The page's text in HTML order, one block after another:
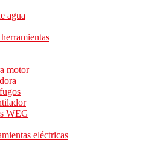
agua
motor
WEG
eléctricas